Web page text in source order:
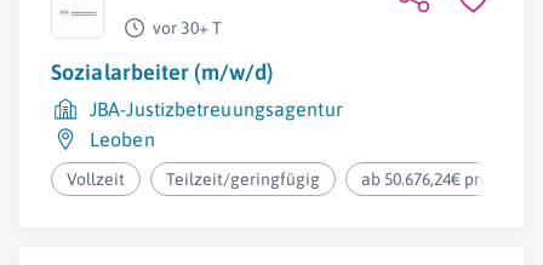
vor 30+ T
Sozialarbeiter (m/w/d)
JBA-Justizbetreuungsagentur
Leoben
Vollzeit Teilzeit/geringfügig ab 50.676,24€ pro Jahr